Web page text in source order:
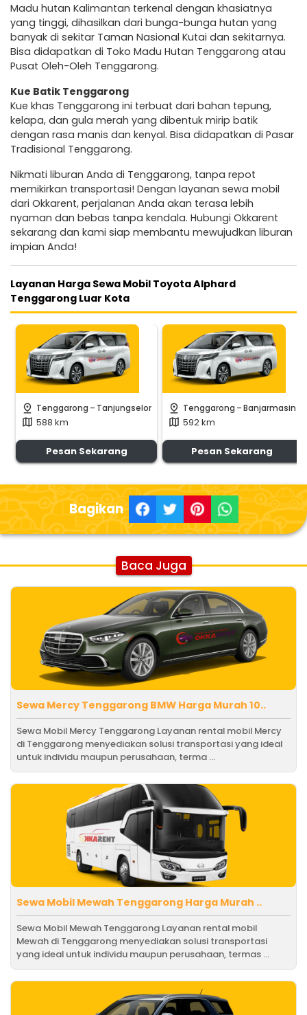
Madu hutan Kalimantan terkenal dengan khasiatnya
yang tinggi, dihasilkan dari bunga-bunga hutan yang
banyak di sekitar Taman Nasional Kutai dan sekitarnya.
Bisa didapatkan di Toko Madu Hutan Tenggarong atau
Pusat Oleh-Oleh Tenggarong.
Kue Batik Tenggarong
Kue khas Tenggarong ini terbuat dari bahan tepung,
kelapa, dan gula merah yang dibentuk mirip batik
dengan rasa manis dan kenyal. Bisa didapatkan di Pasar
Tradisional Tenggarong.
Nikmati liburan Anda di Tenggarong, tanpa repot
memikirkan transportasi! Dengan layanan sewa mobil
dari Okkarent, perjalanan Anda akan terasa lebih
nyaman dan bebas tanpa kendala. Hubungi Okkarent
sekarang dan kami siap membantu mewujudkan liburan
impian Anda!
Layanan Harga Sewa Mobil Toyota Alphard
Tenggarong Luar Kota
pin_drop Tenggarong - Tanjungselor
map 588 km
Pesan Sekarang
pin_drop Tenggarong -Banjarmasin
map 592 km
Pesan Sekarang
Bagikan
Baca Juga
Sewa Mercy Tenggarong BMW Harga Murah 10..
Sewa Mobil Mercy Tenggarong Layanan rental mobil Mercy
di Tenggarong menyediakan solusi transportasi yang ideal
untuk individu maupun perusahaan, terma ...
Sewa Mobil Mewah Tenggarong Harga Murah ..
Sewa Mobil Mewah Tenggarong Layanan rental mobil
Mewah di Tenggarong menyediakan solusi transportasi
yang ideal untuk individu maupun perusahaan, termas ...